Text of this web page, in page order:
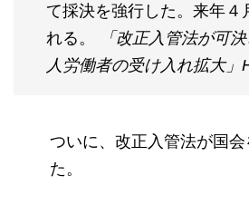
て採決を強行した。来年４
れる。
「改正入管法が可
人労働者の受け入れ拡大」
ついに、改正入管法が国
た。